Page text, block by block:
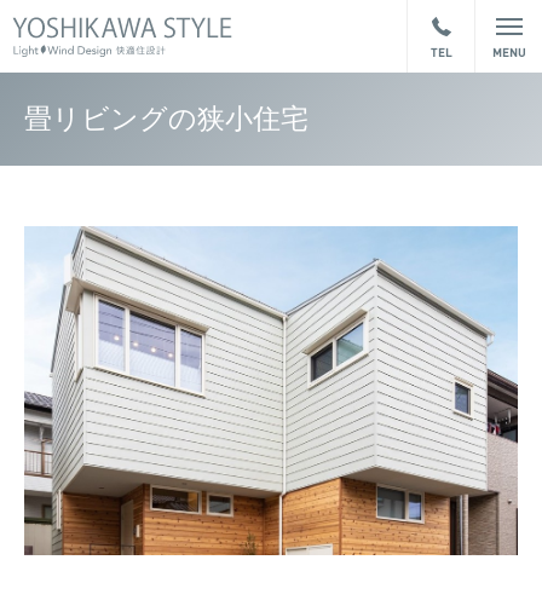
畳リビングの狭小住宅